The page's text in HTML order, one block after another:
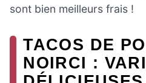
sont bien meilleurs frais !
TACOS DE
NOIRCI :